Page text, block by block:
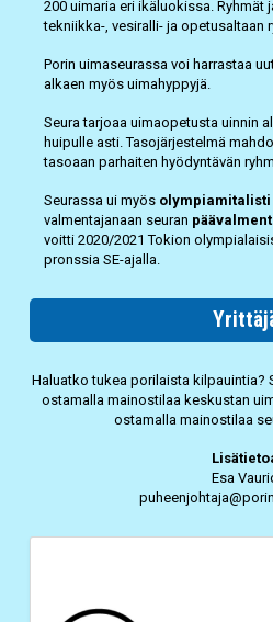
200 uimaria eri ikäluokissa. Ryhmät
tekniikka-, vesiralli- ja opetusaltaan
Porin uimaseurassa voi harrastaa
alkaen myös uimahyppyjä.
Seura tarjoaa uimaopetusta uinnin
huipulle asti. Tasojärjestelmä
tasoaan parhaiten hyödyntävän
Seurassa ui myösolympiamitalisti
valmentajanaan seuran
voitti 2020/2021 Tokion
pronssia SE-ajalla.
Haluatko tukea porilaista kilpauintia?
ostamalla mainostilaa keskustan
ostamalla mainostilaa
Esa